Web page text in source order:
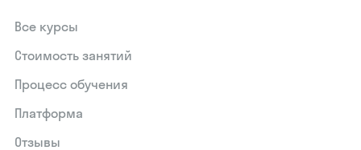
Все курсы
Стоимость занятий
Процесс обучения
Платформа
Отзывы